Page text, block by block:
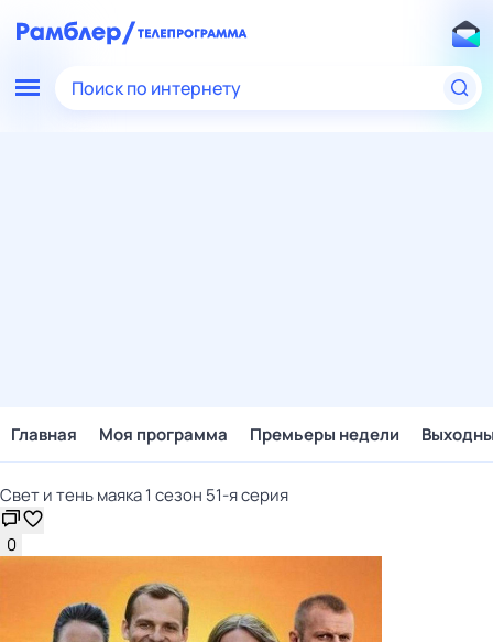
Поиск по интернету
Главная Моя программа Премьеры недели
Свет и тень маяка 1 сезон 51-я серия
0